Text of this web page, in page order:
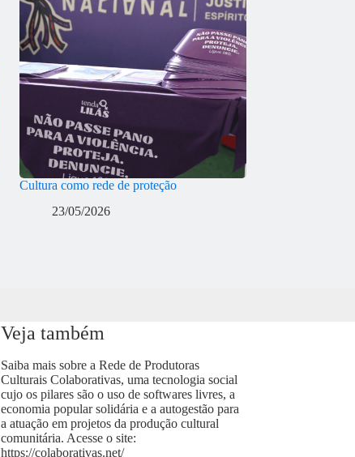
Cultura como rede de proteção
23/05/2026
Veja também
Saiba mais sobre a Rede de Produtoras
Culturais Colaborativas, uma tecnologia social
cujo os pilares são o uso de softwares livres, a
economia popular solidária e a autogestão para
a atuação em projetos da produção cultural
comunitária. Acesse o site:
https://colaborativas.net/